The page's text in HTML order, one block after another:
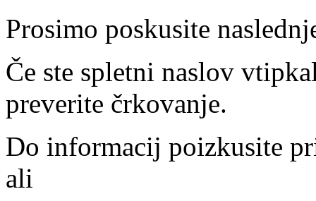
Prosimo poskusite
Če ste spletni naslov
preverite črkovanje.
Do informacij poizkusite
ali